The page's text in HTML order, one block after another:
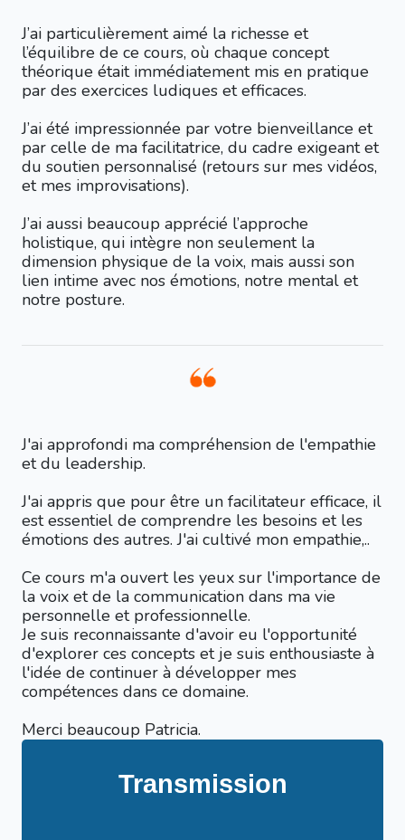
J’ai particulièrement aimé la richesse et
l’équilibre de ce cours, où chaque concept
théorique était immédiatement mis en pratique
par des exercices ludiques et efficaces.
J’ai été impressionnée par votre bienveillance et
par celle de ma facilitatrice, du cadre exigeant et
du soutien personnalisé (retours sur mes vidéos,
et mes improvisations).
J’ai aussi beaucoup apprécié l’approche
holistique, qui intègre non seulement la
dimension physique de la voix, mais aussi son
lien intime avec nos émotions, notre mental et
notre posture.
J'ai approfondi ma compréhension de l'empathie
et du leadership.
J'ai appris que pour être un facilitateur efficace, il
est essentiel de comprendre les besoins et les
émotions des autres. J'ai cultivé mon empathie,..
Ce cours m'a ouvert les yeux sur l'importance de
la voix et de la communication dans ma vie
personnelle et professionnelle.
Je suis reconnaissante d'avoir eu l'opportunité
d'explorer ces concepts et je suis enthousiaste à
l'idée de continuer à développer mes
compétences dans ce domaine.
Merci beaucoup Patricia.
Transmission